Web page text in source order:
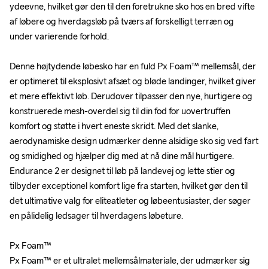
ydeevne, hvilket gør den til den foretrukne sko hos en bred vifte
af løbere og hverdagsløb på tværs af forskelligt terræn og
under varierende forhold.
Denne højtydende løbesko har en fuld Px Foam™ mellemsål, der
er optimeret til eksplosivt afsæt og bløde landinger, hvilket giver
et mere effektivt løb. Derudover tilpasser den nye, hurtigere og
konstruerede mesh-overdel sig til din fod for uovertruffen
komfort og støtte i hvert eneste skridt. Med det slanke,
aerodynamiske design udmærker denne alsidige sko sig ved fart
og smidighed og hjælper dig med at nå dine mål hurtigere.
Endurance 2 er designet til løb på landevej og lette stier og
tilbyder exceptionel komfort lige fra starten, hvilket gør den til
det ultimative valg for eliteatleter og løbeentusiaster, der søger
en pålidelig ledsager til hverdagens løbeture.
Px Foam™
Px Foam™ er et ultralet mellemsålmateriale, der udmærker sig
ydeevne, hvilket gør den til den foretrukne sko hos en bred vifte
af løbere og hverdagsløb på tværs af forskelligt terræn og
under varierende forhold.
Denne højtydende løbesko har en fuld Px Foam™ mellemsål, der
er optimeret til eksplosivt afsæt og bløde landinger, hvilket giver
et mere effektivt løb. Derudover tilpasser den nye, hurtigere og
konstruerede mesh-overdel sig til din fod for uovertruffen
komfort og støtte i hvert eneste skridt. Med det slanke,
aerodynamiske design udmærker denne alsidige sko sig ved fart
og smidighed og hjælper dig med at nå dine mål hurtigere.
Endurance 2 er designet til løb på landevej og lette stier og
tilbyder exceptionel komfort lige fra starten, hvilket gør den til
det ultimative valg for eliteatleter og løbeentusiaster, der søger
en pålidelig ledsager til hverdagens løbeture.
Px Foam™
Px Foam™ er et ultralet mellemsålmateriale, der udmærker sig